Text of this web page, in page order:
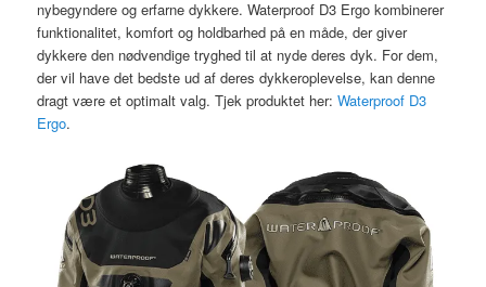
nybegyndere og erfarne dykkere. Waterproof D3 Ergo kombinerer
funktionalitet, komfort og holdbarhed på en måde, der giver
dykkere den nødvendige tryghed til at nyde deres dyk. For dem,
der vil have det bedste ud af deres dykkeroplevelse, kan denne
dragt være et optimalt valg. Tjek produktet her:Waterproof D3
Ergo.